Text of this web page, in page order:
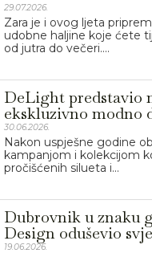
29.07.2026.
Zara je i ovog ljeta
udobne haljine koje ćete
od jutra do večeri....
DeLight predstavio
ekskluzivno modno
30.06.2026.
Nakon uspješne godine
kampanjom i kolekcijom
pročišćenih silueta i...
Dubrovnik u znaku
Design oduševio
19.06.2026.